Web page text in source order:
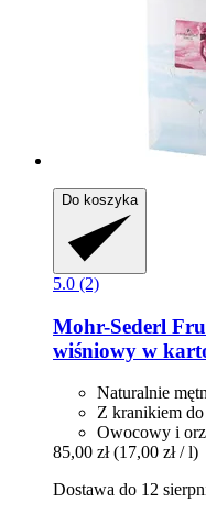
Do koszyka
5.0 (2)
Mohr-Sederl
wiśniowy w
Naturalnie
Z kranikiem do
Owocowy i
85,00 zł (17,00 zł / l)
Dostawa do 12